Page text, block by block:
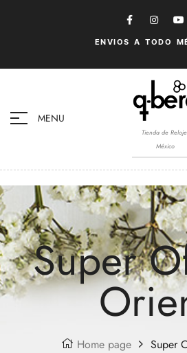
ENVIOS A TODO
MENU
Tienda de
México
Super
Home page Super